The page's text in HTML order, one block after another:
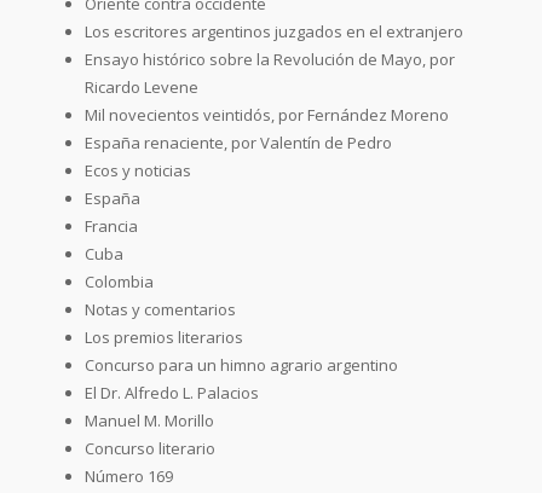
Los escritores argentinos juzgados en el extranjero
Ensayo histórico sobre la Revolución de Mayo, por
Ricardo Levene
Mil novecientos veintidós, por Fernández Moreno
España renaciente, por Valentín de Pedro
Ecos y noticias
España
Francia
Cuba
Colombia
Notas y comentarios
Los premios literarios
Concurso para un himno agrario argentino
El Dr. Alfredo L. Palacios
Manuel M. Morillo
Concurso literario
Número 169